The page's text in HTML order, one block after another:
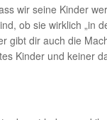
wir seine Kinder
ob sie wirklich „in
gibt dir auch die
Kinder und keiner